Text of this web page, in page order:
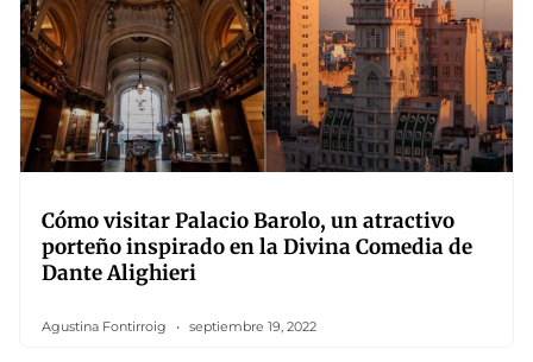
Cómo visitar Palacio Barolo, un atractivo
porteño inspirado en la Divina Comedia de
Dante Alighieri
Agustina Fontirroig septiembre 19, 2022